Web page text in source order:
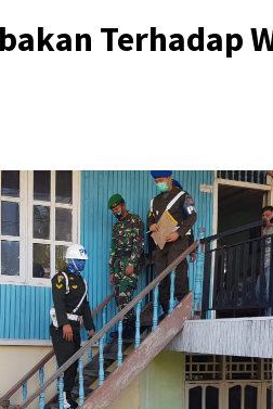
Terhadap